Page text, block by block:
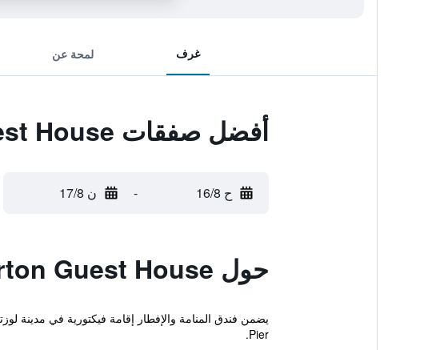
غرف لمحة عن
أفضل صفقات Somerton Guest House
ح 16/8 - ن 17/8
حول Somerton Guest House
Pier.